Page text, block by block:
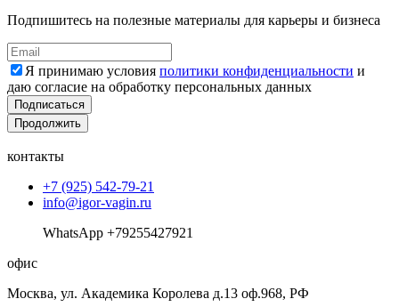
Подпишитесь на полезные материалы для карьеры и бизнеса
Я принимаю условия политики конфиденциальности и
даю согласие на обработку персональных данных
Подписаться
Продолжить
контакты
+7 (925) 542-79-21
info@igor-vagin.ru
WhatsApp +79255427921
офис
Москва, ул. Академика Королева д.13 оф.968, РФ